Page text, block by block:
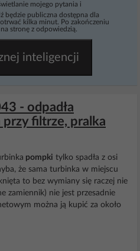
mojego pytania i
będzie publiczna dostępna dla
kilka minut. Po zakończeniu
stronę z odpowiedzią.
inteligencji
- odpadła
filtrze, pralka
pompki tylko spadła z osi
że sama turbinka w miejscu
to bez wymiany się raczej nie
zamiennik) nie jest przesadnie
można ją kupić za około